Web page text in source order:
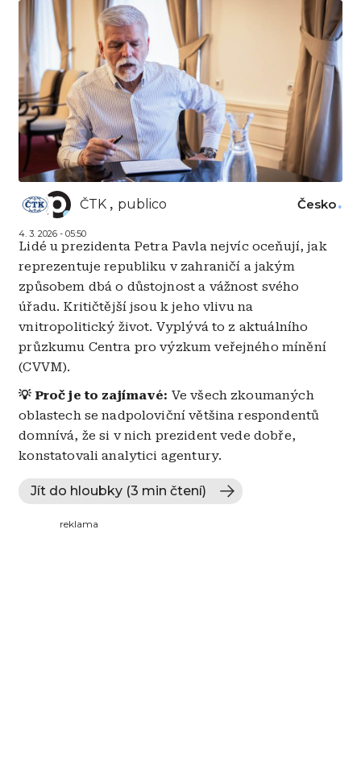
ČTK publico
4. 3. 2026 - 05:50
Česko
Lidé u prezidenta Petra Pavla nejvíc oceňují, jak
reprezentuje republiku v zahraničí a jakým
způsobem dbá o důstojnost a vážnost svého
úřadu. Kritičtější jsou k jeho vlivu na
vnitropolitický život. Vyplývá to z aktuálního
průzkumu Centra pro výzkum veřejného mínění
(CVVM).
💡 Proč je to zajímavé: Ve všech zkoumaných
oblastech se nadpoloviční většina respondentů
domnívá, že si v nich prezident vede dobře,
konstatovali analytici agentury.
Jít do hloubky (3 min čtení)
reklama